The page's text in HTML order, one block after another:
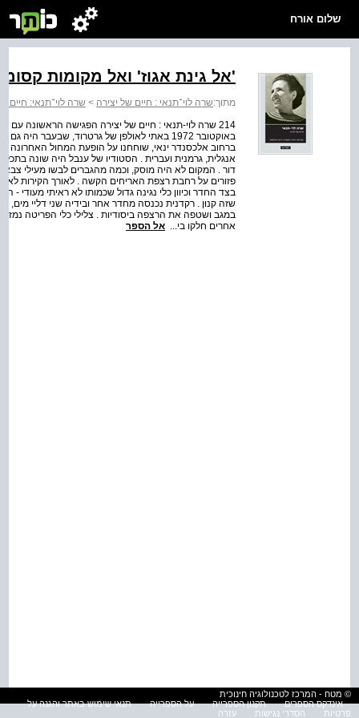
שלום אורח
'אל גינת אגוז' ואל מקומות
מתוך:שרה לוי־תנאי : חיים של יצירה > שרה לוי־תנאי: חיים
באוקטובר 1972 באתי לאולפן של גרטרוד,
ברחוב אלכסנדר ינאי, שוחחנו על הופעת המחול
אנגלית, גרמנית ועברית . הסטודיו של ענבל היה שונה
דור . המקום לא היה מוסק, וכמה מהגברים לבשו מעילי
פזורים על רחבת רצפת האריחים הקשה . לאורך הקירות לא
בצד החדר וכיוון כלי נגינה גדול שכמותו לא ראיתי מעודי -
שזה קנוּן . רקדנית נכנסה מחדר אחר ובידיה שני דליי מים,
במגב ושטפה את הרצפה ביסודיות . צלילי כלי הפריטה
אחרים חלקו בי... אל הספר
© מטח - המרכז לטכנולוגיה חינוכית
אינדקס הספרים
תקנון הספרייה על הספרייה
תנאי שימוש באתר והגנה על
פרטיות
הסדרי נגישות עזרה